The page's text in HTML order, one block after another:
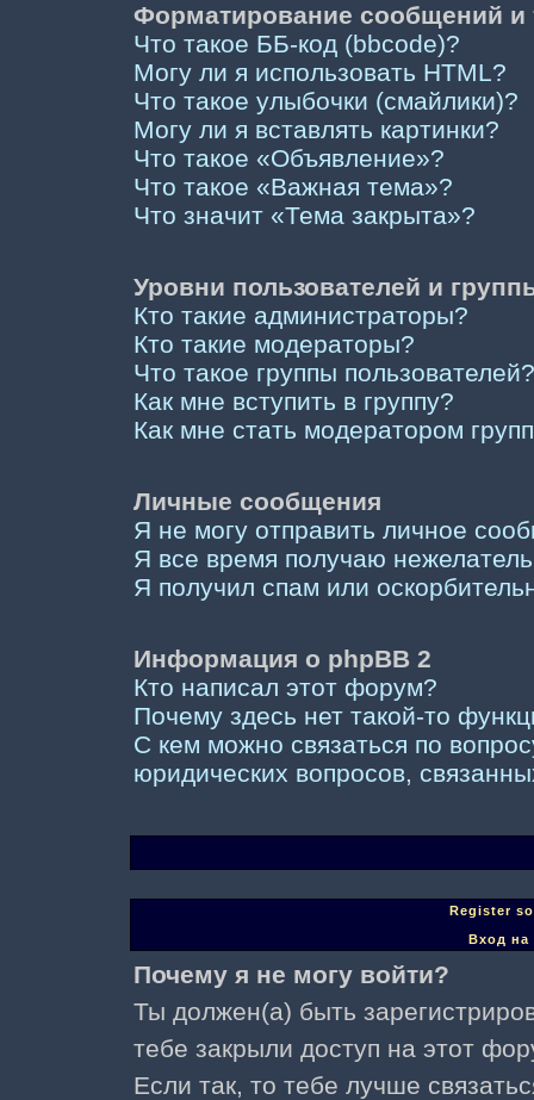
Форматирование сообщений
Что такое ББ-код (bbcode)?
Могу ли я использовать HTML?
Что такое улыбочки (смайлики)?
Могу ли я вставлять картинки?
Что такое «Объявление»?
Что такое «Важная тема»?
Что значит «Тема закрыта»?
Уровни пользователей и
Кто такие администраторы?
Кто такие модераторы?
Что такое группы пользователей?
Как мне вступить в группу?
Как мне стать модератором
Личные сообщения
Я не могу отправить личное
Я все время получаю
Я получил спам или
Информация о phpBB 2
Кто написал этот форум?
Почему здесь нет такой-то
С кем можно связаться по
юридических вопросов,
Register
Вход на
Почему я не могу войти?
Ты должен(а) быть
тебе закрыли доступ на этот
Если так, то тебе лучше